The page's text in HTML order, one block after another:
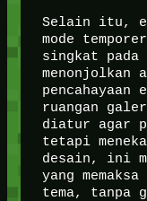
Selain itu,
mode
singkat pada
menonjolkan
ruangan
diatur agar
tetapi
desain, ini
yang
tema, tanpa